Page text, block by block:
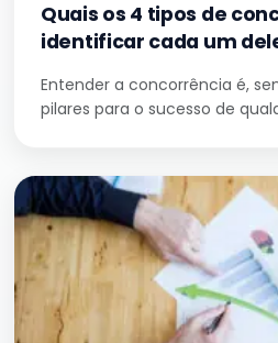
Quais os 4 tipos de
identificar cada um
Entender a concorrência é,
pilares para o sucesso de